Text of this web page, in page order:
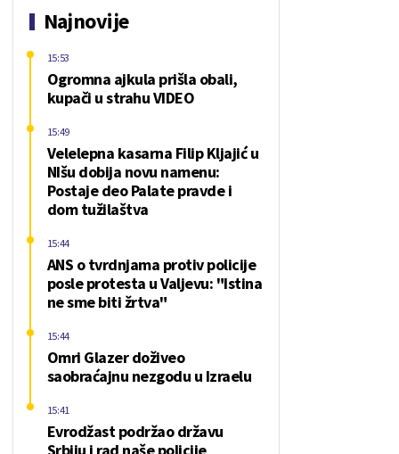
Najnovije
Ogromna ajkula prišla obali,
kupači u strahu VIDEO
15:53
Velelepna kasarna Filip Kljajić u
NIšu dobija novu namenu:
Postaje deo Palate pravde i
dom tužilaštva
15:49
ANS o tvrdnjama protiv policije
posle protesta u Valjevu: "Istina
ne sme biti žrtva"
15:44
Omri Glazer doživeo
saobraćajnu nezgodu u Izraelu
15:44
Evrodžast podržao državu
15:41